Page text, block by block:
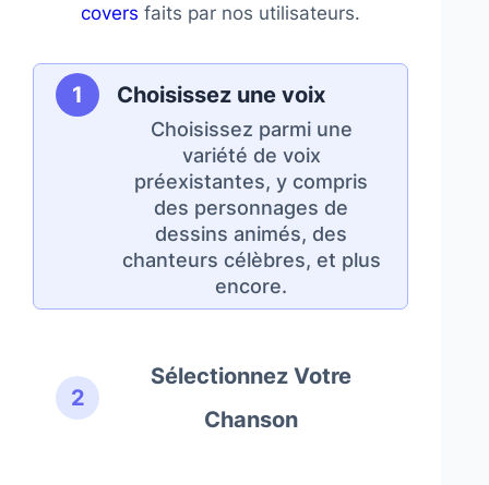
covers faits par nos utilisateurs.
Choisissez une voix
Choisissez parmi une
variété de voix
préexistantes, y compris
des personnages de
dessins animés, des
chanteurs célèbres, et plus
encore.
Sélectionnez Votre
Chanson